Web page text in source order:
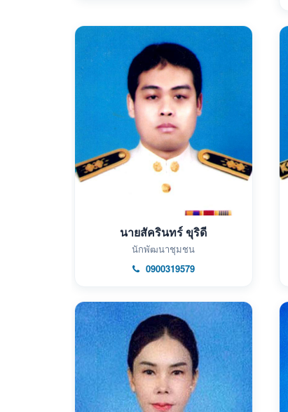
นายสัครินทร์ ขุริดี
นักพัฒนาชุมชน
0900319579